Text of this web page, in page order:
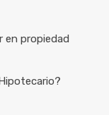
en propiedad